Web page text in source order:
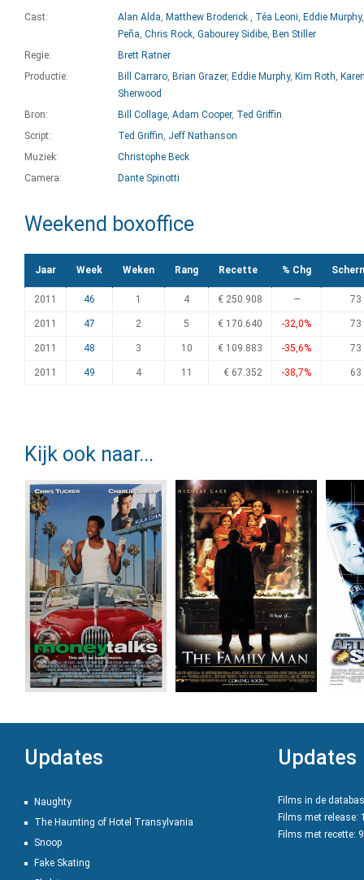
Cast: Alan Alda, Matthew Broderick , Téa Leoni, Eddie Murphy
Peña, Chris Rock, Gabourey Sidibe, Ben Stiller
Regie:
Brett Ratner
Productie:
Bill Carraro, Brian Grazer, Eddie Murphy, Kim Roth,
Sherwood
Bron:
Bill Collage, Adam Cooper, Ted Griffin
Script:
Ted Griffin, Jeff Nathanson
Muziek:
Christophe Beck
Camera:
Dante Spinotti
Weekend boxoffice
Jaar Week Weken Rang Recette % Chg
2011 46 1 4 € 250.908 — 73
2011 47 2 5 € 170.640 -32,0% 73
2011 48 3 10 € 109.883 -35,6% 73
2011 49 4 11 € 67.352 -38,7% 63
Kijk ook naar...
Updates
Naughty
The Haunting of Hotel Transylvania
Snoop
Fake Skating
Updates
Films in de
Films met release:
Films met recette: